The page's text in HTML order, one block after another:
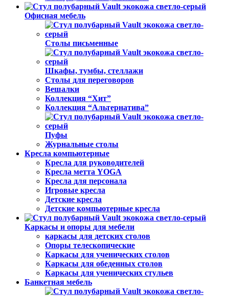
Офисная мебель
Столы письменные
Шкафы, тумбы, стеллажи
Столы для переговоров
Вешалки
Коллекция “Хит”
Коллекция “Альтернатива”
Пуфы
Журнальные столы
Кресла компьютерные
Кресла для руководителей
Кресла метта YOGA
Кресла для персонала
Игровые кресла
Детские кресла
Детские компьютерные кресла
Каркасы и опоры для мебели
каркасы для детских столов
Опоры телескопические
Каркасы для ученических столов
Каркасы для обеденных столов
Каркасы для ученических стульев
Банкетная мебель